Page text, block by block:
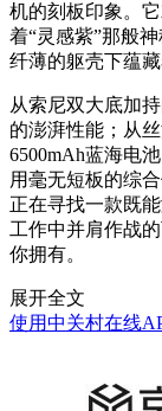
机的刻板印象。
着“灵感紫”那般
纤薄的躯壳下蕴
从索尼双大底加
的澎湃性能；从
6500mAh蓝海电
用毫无短板的综
正在寻找一款既
工作中并肩作战
你拥有。
展开全文
使用中关村在线